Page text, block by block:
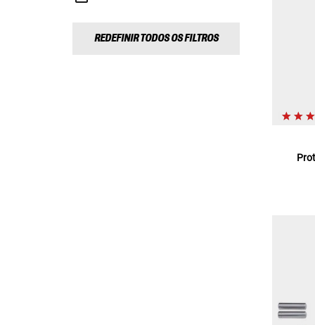
REDEFINIR TODOS OS FILTROS